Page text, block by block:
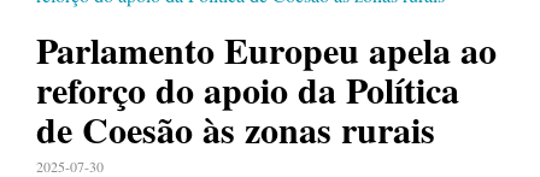
Parlamento Europeu apela ao
reforço do apoio da Política
de Coesão às zonas rurais
2025-07-30